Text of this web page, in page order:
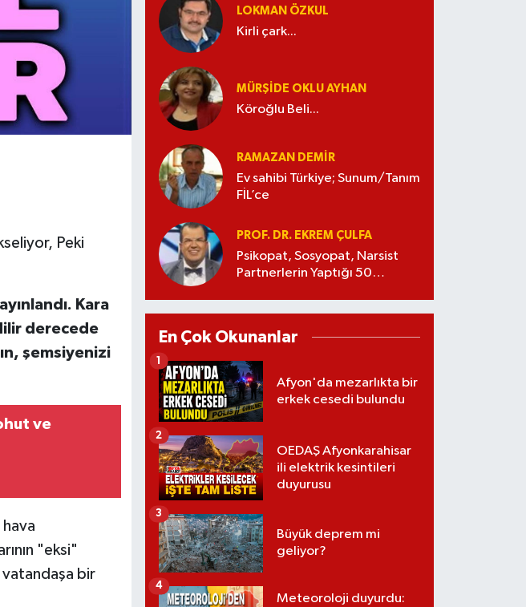
Peki
Kara
derecede
şemsiyenizi
ve
"eksi"
vatandaşa bir
LOKMAN ÖZKUL
Kirli çark...
MÜRŞIDE OKLU AYHAN
Köroğlu Beli...
RAMAZAN DEMİR
Ev sahibi Türkiye; Sunum/Tanım
FİL’ce
PROF. DR. EKREM ÇULFA
Psikopat, Sosyopat, Narsist
Partnerlerin Yaptığı 50
En Çok Okunanlar
Afyon'da mezarlıkta bir
erkek cesedi bulundu
1
OEDAŞ Afyonkarahisar
ili elektrik kesintileri
duyurusu
2
Büyük deprem mi
geliyor?
3
Meteoroloji duyurdu:
4